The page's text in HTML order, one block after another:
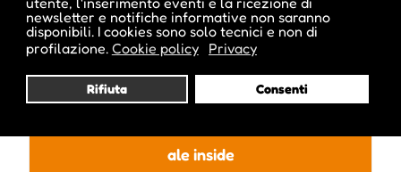
newsletter e notifiche informative non saranno
disponibili. I cookies sono solo tecnici e non di
profilazione. Cookie policy Privacy
Rifiuta Consenti
Pubblicato da :
ale inside